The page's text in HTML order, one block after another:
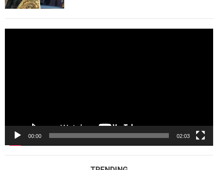
00:00 02:03